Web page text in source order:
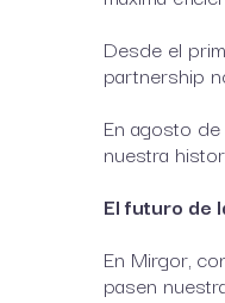
Desde el
partnership
En agosto
nuestra
El futuro de
En Mirgor,
pasen